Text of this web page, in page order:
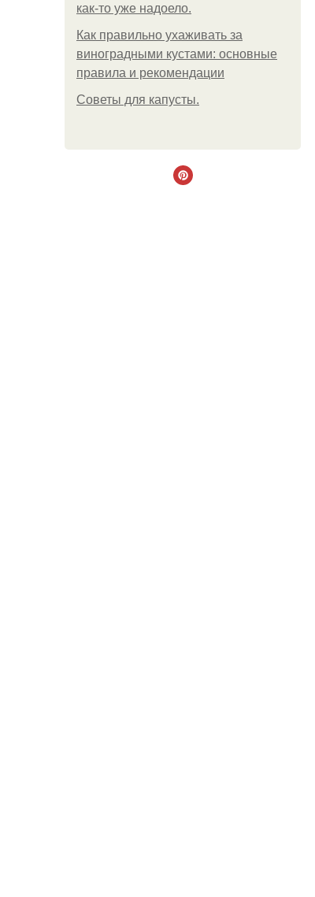
как-то уже надоело.
Как правильно ухаживать за
виноградными кустами: основные
правила и рекомендации
Советы для капусты.